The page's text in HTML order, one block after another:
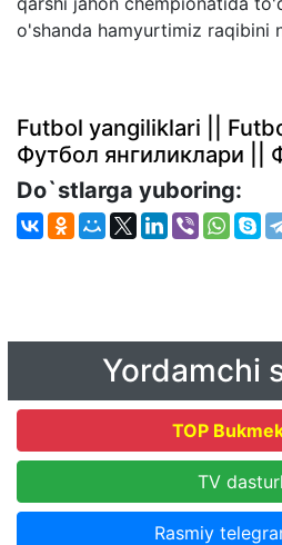
o'shanda hamyurtimiz raqibini
Futbol yangiliklari ||
Футбол янгиликлари ||
Do`stlarga yuboring:
Yordamchi
TOP
TV
Rasmiy